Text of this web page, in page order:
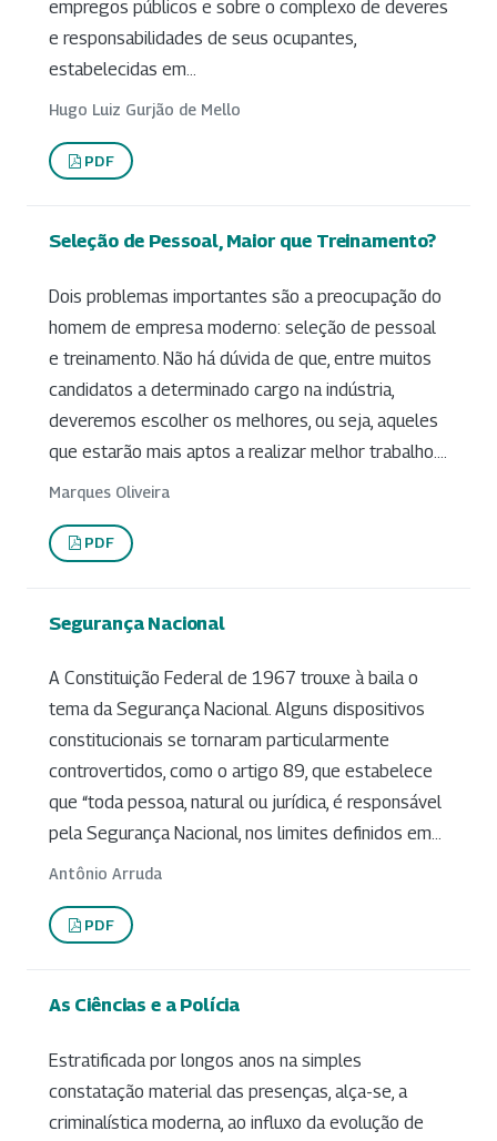
empregos públicos e sobre o complexo de deveres
e responsabilidades de seus ocupantes,
estabelecidas em...
Hugo Luiz Gurjão de Mello
PDF
Seleção de Pessoal, Maior que Treinamento?
Dois problemas importantes são a preocupação do
homem de empresa moderno: seleção de pessoal
e treinamento. Não há dúvida de que, entre muitos
candidatos a determinado cargo na indústria,
deveremos escolher os melhores, ou seja, aqueles
que estarão mais aptos a realizar melhor trabalho....
Marques Oliveira
PDF
Segurança Nacional
A Constituição Federal de 1967 trouxe à baila o
tema da Segurança Nacional. Alguns dispositivos
constitucionais se tornaram particularmente
controvertidos, como o artigo 89, que estabelece
que “toda pessoa, natural ou jurídica, é responsável
pela Segurança Nacional, nos limites definidos em...
Antônio Arruda
PDF
As Ciências e a Polícia
Estratificada por longos anos na simples
constatação material das presenças, alça-se, a
criminalística moderna, ao influxo da evolução de